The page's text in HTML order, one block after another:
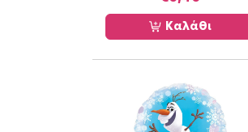
Καλάθι